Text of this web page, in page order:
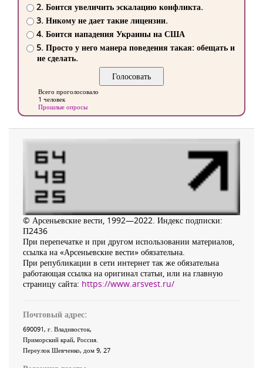
2. Боится увеличить эскалацию конфликта.
3. Никому не дает такие лицензии.
4. Боится нападения Украины на США
5. Просто у него манера поведения такая: обещать и
не сделать.
Всего проголосовало
1 человек
Прошлые опросы
© Арсеньевские вести, 1992—2022. Индекс подписки:
П2436
При перепечатке и при другом использовании материалов,
ссылка на «Арсеньевские вести» обязательна.
При републикации в сети интернет так же обязательна
работающая ссылка на оригинал статьи, или на главную
страницу сайта: https://www.arsvest.ru/
Почтовый адрес:
690091, г. Владивосток,
Приморский край, Россия.
Переулок Шевченко, дом 9, 27